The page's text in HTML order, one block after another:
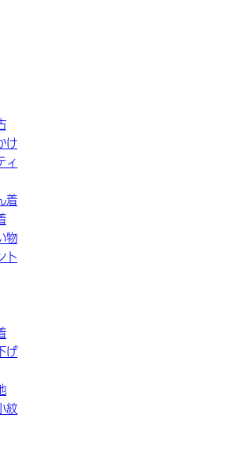
け
ィ
着
物
ト
げ
紋